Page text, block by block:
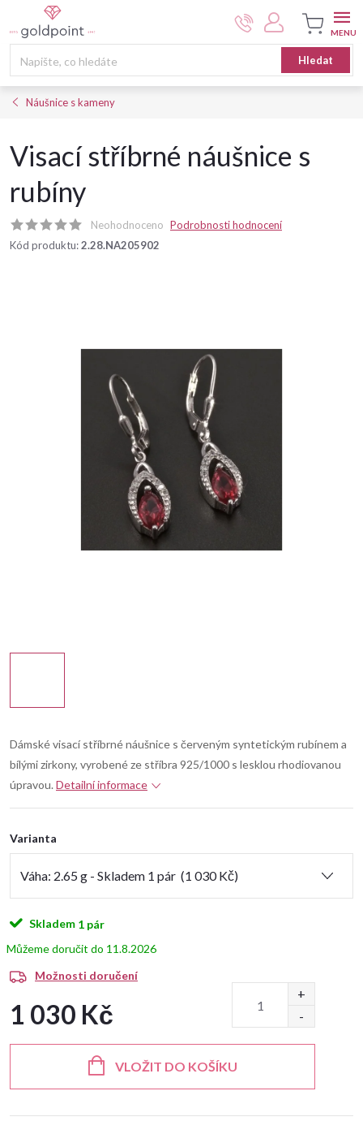
na
Hledat
Nákupní
košík
Náušnice s kameny
Visací stříbrné náušnice s
rubíny
Neohodnoceno Podrobnosti hodnocení
Kód produktu:2.28.NA205902
Dámské visací stříbrné náušnice s červeným syntetickým rubínem a
bílými zirkony, vyrobené ze stříbra 925/1000 s lesklou rhodiovanou
úpravou. Detailní informace
Varianta
Skladem 1 pár
11.8.2026
Možnosti doručení
1 030 Kč
VLOŽIT DO KOŠÍKU